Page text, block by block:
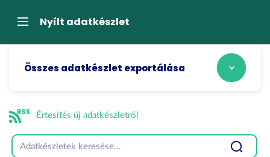
átugrásaNavigációNyílt adatkészlet
Összes adatkészlet exportálása
Értesítés új adatkészletről